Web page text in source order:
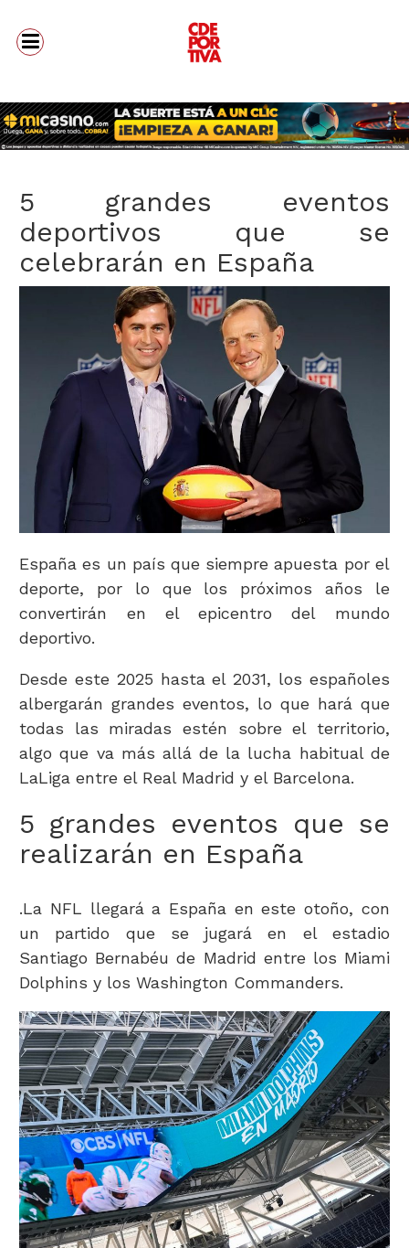
5 grandes eventos
deportivos que se
celebrarán en España
España es un país que siempre apuesta por el
deporte, por lo que los próximos años le
convertirán en el epicentro del mundo
deportivo.
Desde este 2025 hasta el 2031, los españoles
albergarán grandes eventos, lo que hará que
todas las miradas estén sobre el territorio,
algo que va más allá de la lucha habitual de
LaLiga entre el Real Madrid y el Barcelona.
5 grandes eventos que se
realizarán en España
.La NFL llegará a España en este otoño, con
un partido que se jugará en el estadio
Santiago Bernabéu de Madrid entre los Miami
Dolphins y los Washington Commanders.